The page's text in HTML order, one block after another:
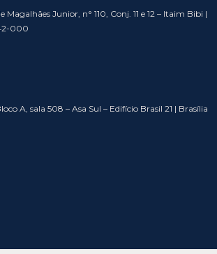
Magalhães Junior, n° 110, Conj. 11 e 12 – Itaim Bibi |
000
A, sala 508 – Asa Sul – Edifício Brasil 21 | Brasília